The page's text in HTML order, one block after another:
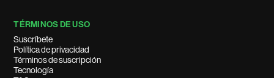
TÉRMINOS DE USO
Suscríbete
Política de privacidad
Términos de suscripción
Tecnología